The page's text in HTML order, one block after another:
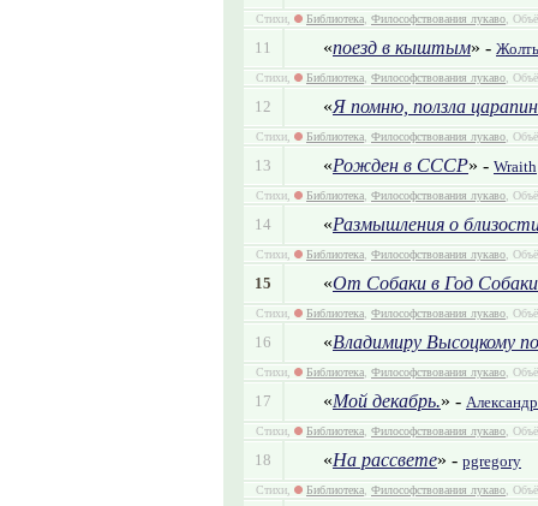
Стихи, Библиотека Философствования лукаво ,
11 «поезд в кыштым» -
Стихи, Библиотека Философствования лукаво ,
12 «Я помню, ползла
Стихи, Библиотека Философствования лукаво ,
13 «Рожден в СССР» - Wraith
Стихи, Библиотека Философствования лукаво ,
14 «Размышления о
Стихи, Библиотека Философствования лукаво ,
15 «От Собаки в Год Собаки
Стихи, Библиотека Философствования лукаво ,
16 «Владимиру Высоцкому
Стихи, Библиотека Философствования лукаво ,
17 «Мой декабрь.» -
Стихи, Библиотека Философствования лукаво ,
18 «На рассвете» - pgregory
Стихи, Библиотека Философствования лукаво ,